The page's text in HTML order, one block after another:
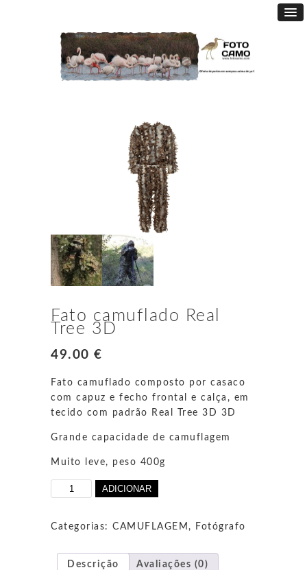
Fato camuflado Real
Tree 3D
49.00 €
Fato camuflado composto por casaco
com capuz e fecho frontal e calça, em
tecido com padrão Real Tree 3D 3D
Grande capacidade de camuflagem
Muito leve, peso 400g
Quantidade
de
camuflado
ADICIONAR
Categorias: CAMUFLAGEM , Fotógrafo
Descrição Avaliações (0)